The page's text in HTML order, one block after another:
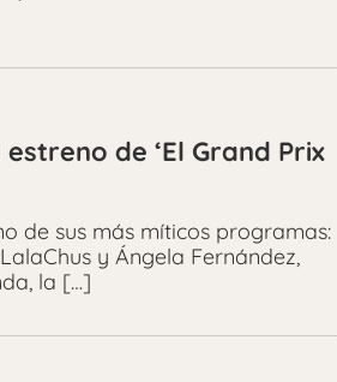
de ‘El Grand Prix
de sus más míticos programas:
y Ángela Fernández,
la […]